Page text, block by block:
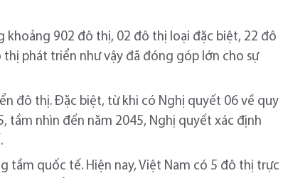
khoảng 902 đô thị, 02 đô thị loại đặc biệt, 22 đô
thị phát triển như vậy đã đóng góp lớn cho sự
đô thị. Đặc biệt, từ khi có Nghị quyết 06 về quy
tầm nhìn đến năm 2045, Nghị quyết xác định
tầm quốc tế. Hiện nay, Việt Nam có 5 đô thị trực